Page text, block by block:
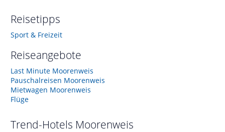
Reisetipps
Sport & Freizeit
Reiseangebote
Last Minute Moorenweis
Pauschalreisen Moorenweis
Mietwagen Moorenweis
Flüge
Trend-Hotels Moorenweis